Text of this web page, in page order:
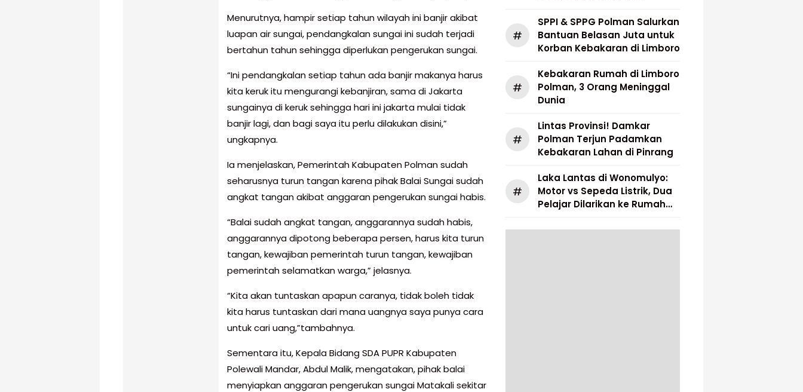
Menurutnya, hampir setiap tahun wilayah ini banjir akibat
luapan air sungai, pendangkalan sungai ini sudah terjadi
bertahun tahun sehingga diperlukan pengerukan sungai.
“Ini pendangkalan setiap tahun ada banjir makanya harus
kita keruk itu mengurangi kebanjiran, sama di Jakarta
sungainya di keruk sehingga hari ini jakarta mulai tidak
banjir lagi, dan bagi saya itu perlu dilakukan disini,”
ungkapnya.
Ia menjelaskan, Pemerintah Kabupaten Polman sudah
seharusnya turun tangan karena pihak Balai Sungai sudah
angkat tangan akibat anggaran pengerukan sungai habis.
“Balai sudah angkat tangan, anggarannya sudah habis,
anggarannya dipotong beberapa persen, harus kita turun
tangan, kewajiban pemerintah turun tangan, kewajiban
pemerintah selamatkan warga,” jelasnya.
“Kita akan tuntaskan apapun caranya, tidak boleh tidak
kita harus tuntaskan dari mana uangnya saya punya cara
untuk cari uang,”tambahnya.
Sementara itu, Kepala Bidang SDA PUPR Kabupaten
Polewali Mandar, Abdul Malik, mengatakan, pihak balai
menyiapkan anggaran pengerukan sungai Matakali sekitar
#
SPPI & SPPG Polman Salurkan
Bantuan Belasan Juta untuk
Korban Kebakaran di Limboro
#
Kebakaran Rumah di Limboro
Polman, 3 Orang Meninggal
Dunia
#
Lintas Provinsi! Damkar
Polman Terjun Padamkan
Kebakaran Lahan di Pinrang
#
Laka Lantas di Wonomulyo:
Motor vs Sepeda Listrik, Dua
Pelajar Dilarikan ke Rumah